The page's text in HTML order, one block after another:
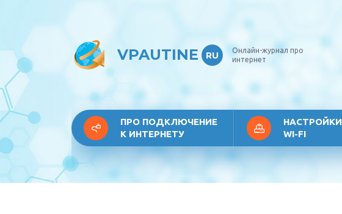
VPAUTINE RU
Онлайн-журнал про
интернет
ПРО ПОДКЛЮЧЕНИЕ
К ИНТЕРНЕТУ
НАСТРОЙКИ
WI-FI